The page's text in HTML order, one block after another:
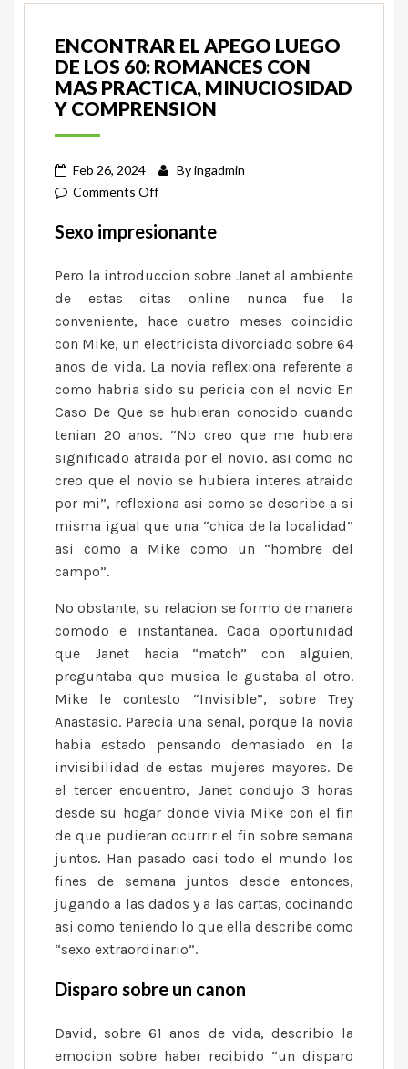
ENCONTRAR EL APEGO LUEGO
DE LOS 60: ROMANCES CON
MAS PRACTICA, MINUCIOSIDAD
Y COMPRENSION
Feb 26, 2024 Byingadmin
Comments Offon
el
luego
de
los
60:
romances
con
mas
practica,
minuciosidad
y
comprension
Sexo impresionante
Pero la introduccion sobre Janet al ambiente
de estas citas online nunca fue la
conveniente, hace cuatro meses coincidio
con Mike, un electricista divorciado sobre 64
anos de vida. La novia reflexiona referente a
como habria sido su pericia con el novio En
Caso De Que se hubieran conocido cuando
tenian 20 anos. “No creo que me hubiera
significado atraida por el novio, asi­ como no
creo que el novio se hubiera interes atraido
por mi”, reflexiona asi­ como se describe a si
misma igual que una “chica de la localidad”
asi­ como a Mike como un “hombre del
campo”.
No obstante, su relacion se formo de manera
comodo e instantanea. Cada oportunidad
que Janet hacia “match” con alguien,
preguntaba que musica le gustaba al otro.
Mike le contesto “Invisible”, sobre Trey
Anastasio. Parecia una senal, porque la novia
habia estado pensando demasiado en la
invisibilidad de estas mujeres mayores.De
el tercer encuentro, Janet condujo 3 horas
desde su hogar donde vivia Mike con el fin
de que pudieran ocurrir el fin sobre semana
juntos. Han pasado casi todo el mundo los
fines de semana juntos desde entonces,
jugando a las dados y a las cartas, cocinando
asi­ como teniendo lo que ella describe como
“sexo extraordinario”.
Disparo sobre un canon
David, sobre 61 anos de vida, describio la
emocion sobre haber recibido “un disparo